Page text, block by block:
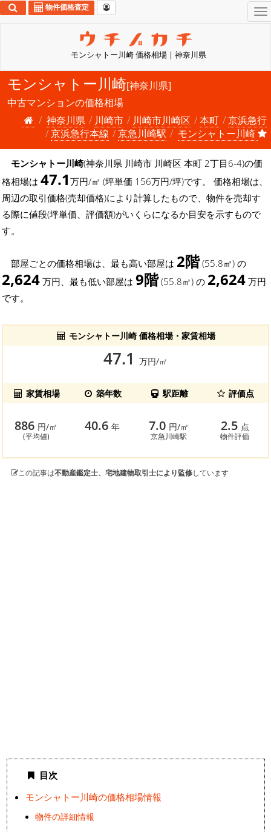
モンシャトー川崎 価格相場 | 神奈川県
物件価格査定
モンシャトー川崎[神奈川県]
中古マンションの価格相場
神奈川県
川崎市 川崎市川崎区 本町
京浜急行
京浜急行本線
京急川崎駅 モンシャトー川崎
モンシャトー川崎(神奈川県 川崎市 川崎区 本町 2丁目6-4)の価
格相場は 47.1 万円/㎡ (坪単価 156万円/坪)です。 価格相場は、
周辺の取引価格(売却価格)により計算したもので、物件を売却す
る際に値段(坪単価、評価額)がいくらになるか目安を示すもので
す。
部屋ごとの価格相場は、最も高い部屋は 2階(55.8㎡) の
2,624 万円、最も低い部屋は 9階(55.8㎡) の 2,624 万円
です。
モンシャトー川崎 価格相場・家賃相場
47.1 万円/㎡
家賃相場 築年数 駅距離 評価点
886 円/㎡
(平均値)
40.6年 7.0 円/㎡
京急川崎駅
2.5 点
物件評価
この記事は不動産鑑定士、宅地建物取引士により監修しています
目次
モンシャトー川崎の価格相場情報
物件の詳細情報